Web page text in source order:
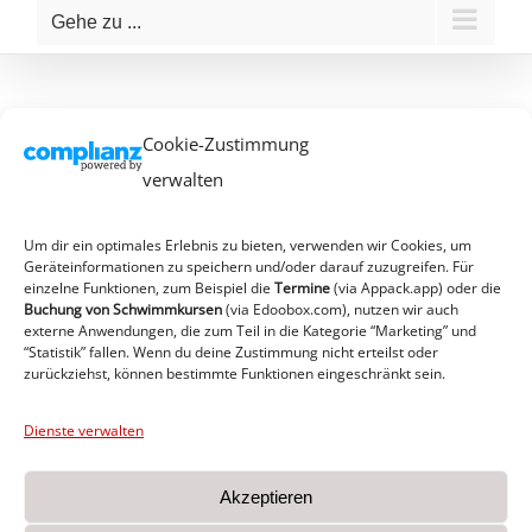
Cookie-Zustimmung
verwalten
Um dir ein optimales Erlebnis zu bieten, verwenden wir Cookies, um
Geräteinformationen zu speichern und/oder darauf zuzugreifen. Für
einzelne Funktionen, zum Beispiel die Termine(via Appack.app) oder die
Buchung von Schwimmkursen(via Edoobox.com), nutzen wir auch
externe Anwendungen, die zum Teil in die Kategorie “Marketing” und
“Statistik” fallen. Wenn du deine Zustimmung nicht erteilst oder
zurückziehst, können bestimmte Funktionen eingeschränkt sein.
Dienste verwalten
Akzeptieren
Gehe zu ...